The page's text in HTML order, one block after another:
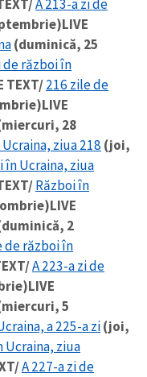
A 213-a zi de
LIVE
(duminică, 25
de război în
TEXT/216 zile de
LIVE
28
ziua 218 (joi,
în Ucraina, ziua
Război în
LIVE
2
de război în
A 223-a zi de
LIVE
5
a 225-a zi(joi,
Ucraina, ziua
A 227-a zi de